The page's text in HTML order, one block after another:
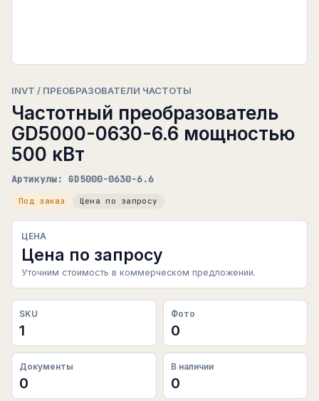
INVT / ПРЕОБРАЗОВАТЕЛИ ЧАСТОТЫ
Частотный преобразователь
GD5000-0630-6.6 мощностью
500 кВт
Артикулы: GD5000-0630-6.6
Под заказ Цена по запросу
ЦЕНА
Цена по запросу
Уточним стоимость в коммерческом предложении.
SKU
1
Фото
0
Документы
0
В наличии
0